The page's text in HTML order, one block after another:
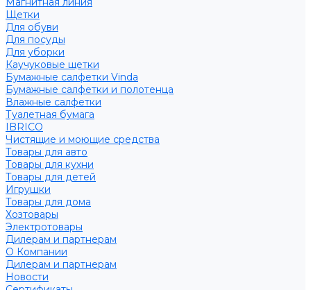
Щетки
Для обуви
Для посуды
Для уборки
Каучуковые щетки
Бумажные салфетки Vinda
Бумажные салфетки и полотенца
Влажные салфетки
Туалетная бумага
IBRICO
Чистящие и моющие средства
Товары для авто
Товары для кухни
Товары для детей
Игрушки
Товары для дома
Хозтовары
Электротовары
Дилерам и партнерам
О Компании
Дилерам и партнерам
Новости